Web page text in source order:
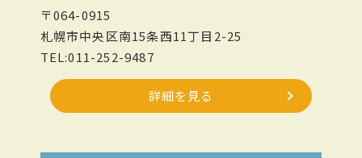
〒064-0915
札幌市中央区南15条西11丁目2-25
TEL:011-252-9487
詳細を見る